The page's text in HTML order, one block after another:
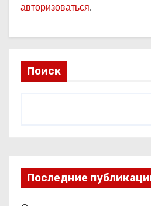
авторизоваться.
Поиск
Последние